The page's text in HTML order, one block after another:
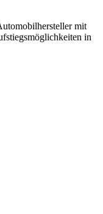
mit
in